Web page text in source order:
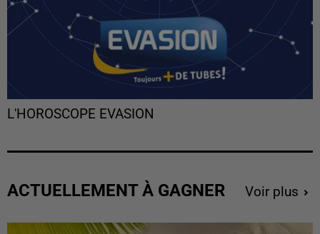
L'HOROSCOPE EVASION
ACTUELLEMENT À GAGNER Voir plus